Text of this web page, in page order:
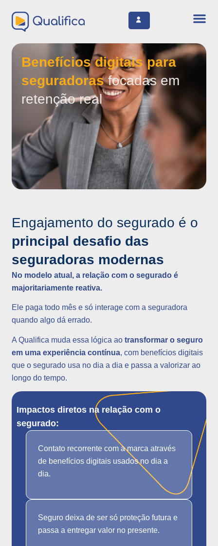
Benefícios digitais para
seguradorasfocadas em
retenção real
Engajamento do segurado é o
principal desafio das
seguradoras modernas
No modelo atual, a relação com o segurado é
majoritariamente reativa.
Ele paga todo mês e só interage com a seguradora
quando algo dá errado.
A Qualifica muda essa lógica ao transformar o seguro
em uma experiência contínua, com benefícios digitais
que o segurado usa no dia a dia e passa a valorizar ao
longo do tempo.
Impactos diretos na relação com o
segurado:
Contato recorrente com a marca através
de benefícios digitais usados no dia a
dia.
Seguro deixa de ser só proteção futura e
passa a entregar valor no presente.